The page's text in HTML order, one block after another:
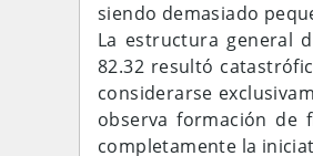
siendo demasiado
La estructura general
82.32 resultó
considerarse
observa formación de
completamente la